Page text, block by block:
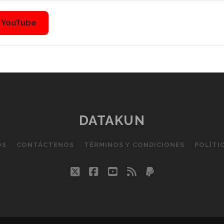
DATAKUN
CONTÁCTENOS TÉRMINOS Y CONDICIONES
twitterfacebook
youtube
rss paypal